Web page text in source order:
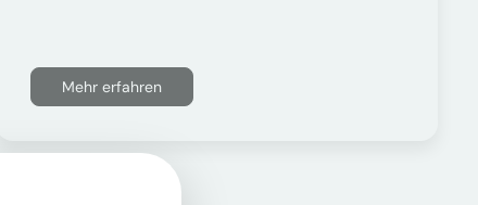
Mehr erfahren